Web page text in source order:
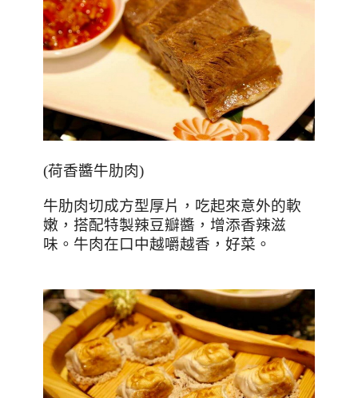
(荷香醬牛肋肉)
牛肋肉切成方型厚片，吃起來意外的軟
嫩，搭配特製辣豆瓣醬，增添香辣滋
味。牛肉在口中越嚼越香，好菜。